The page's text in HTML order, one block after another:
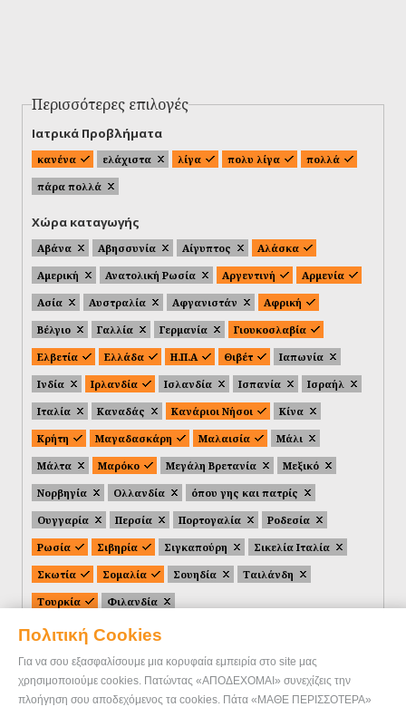
Πολιτική Cookies
Για να σου εξασφαλίσουμε μια κορυφαία εμπειρία στο site μας
χρησιμοποιούμε cookies. Πατώντας «ΑΠΟΔΕΧΟΜΑΙ» συνεχίζεις την
πλοήγηση σου αποδεχόμενος τα cookies. Πάτα «ΜΑΘΕ ΠΕΡΙΣΣΟΤΕΡΑ»
Περισσότερες επιλογές
Ιατρικά Προβλήματα
κανένα ελάχιστα λίγα πολυ λίγα
πολλά
πάρα πολλά
Χώρα καταγωγής
Αβάνα Αβησσυνία Αίγυπτος
Αλάσκα
Αμερική
Ανατολική Ρωσία Αργεντινή
Αρμενία
Ασία
Αυστραλία Αφγανιστάν
Αφρική
Βέλγιο
Γαλλία Γερμανία
Γιουκοσλαβία
Ελβετία
Ελλάδα Η.Π.Α Θιβέτ
Ιαπωνία
Ινδία
Ιρλανδία Ισλανδία Ισπανία
Ισραήλ
Ιταλία
Καναδάς Κανάριοι Νήσοι
Κίνα
Κρήτη
Μαγαδασκάρη Μαλαισία
Μάλι
Μάλτα
Μαρόκο Μεγάλη Βρετανία
Μεξικό
Νορβηγία
Ολλανδία
όπου γης και πατρίς
Ουγγαρία
Περσία Πορτογαλία
Ροδεσία
Ρωσία
Σιβηρία Σιγκαπούρη
Σικελία Ιταλία
Σκωτία
Σομαλία Σουηδία
Ταιλάνδη
Τουρκία
Φιλανδία